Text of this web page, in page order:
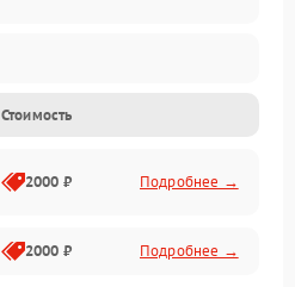
Стоимость
2000 ₽ Подробнее →
2000 ₽ Подробнее →